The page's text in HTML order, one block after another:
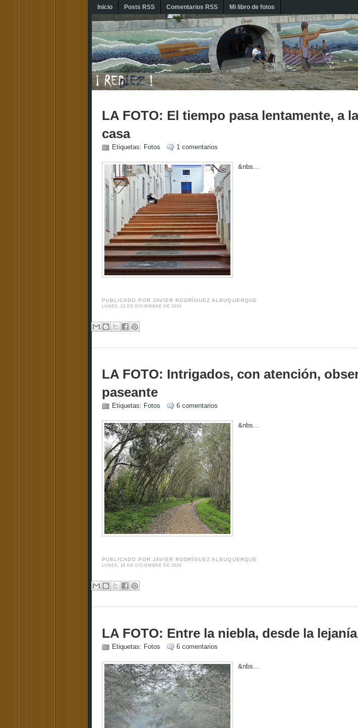
Inicio Posts RSS Comentarios RSS Mi libro de fotos
LA FOTO: El tiempo pasa lentamente, a
casa
Etiquetas: Fotos 1 comentarios
&nbs...
PUBLICADO PORJAVIER RODRÍGUEZ ALBUQUERQUE
LUNES, 23 DE DICIEMBRE DE 2024
LA FOTO: Intrigados, con atención,
paseante
Etiquetas: Fotos 6 comentarios
&nbs...
PUBLICADO PORJAVIER RODRÍGUEZ ALBUQUERQUE
LUNES, 16 DE DICIEMBRE DE 2024
LA FOTO: Entre la niebla, desde la
Etiquetas: Fotos 6 comentarios
&nbs...